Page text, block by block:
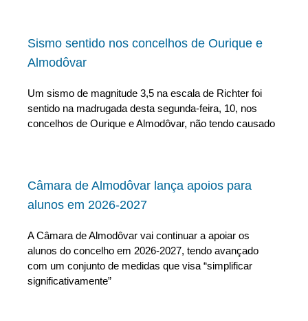
Sismo sentido nos concelhos de Ourique e
Almodôvar
Um sismo de magnitude 3,5 na escala de Richter foi
sentido na madrugada desta segunda-feira, 10, nos
concelhos de Ourique e Almodôvar, não tendo causado
Câmara de Almodôvar lança apoios para
alunos em 2026-2027
A Câmara de Almodôvar vai continuar a apoiar os
alunos do concelho em 2026-2027, tendo avançado
com um conjunto de medidas que visa “simplificar
significativamente”